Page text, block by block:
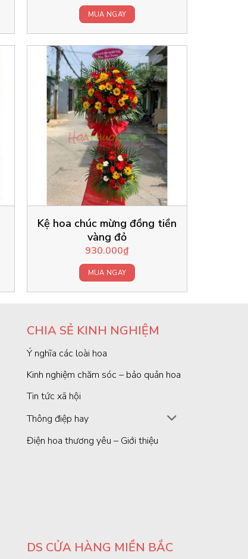
MUA NGAY
Kệ hoa chúc mừng đồng tiền
vàng đỏ
930.000₫
MUA NGAY
CHIA SẺ KINH NGHIỆM
Ý nghĩa các loài hoa
Kinh nghiệm chăm sóc – bảo quản hoa
Tin tức xã hội
Thông điệp hay
Điện hoa thương yêu – Giới thiệu
DS CỬA HÀNG MIỀN BẮC